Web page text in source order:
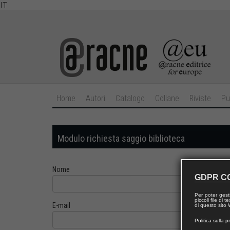
IT
Home Autori Catalogo Collane Riviste
Modulo richiesta saggio biblioteca
Nome
E-mail
GDPR
Per poter
piccoli file di
di questo sito
Politica sulla